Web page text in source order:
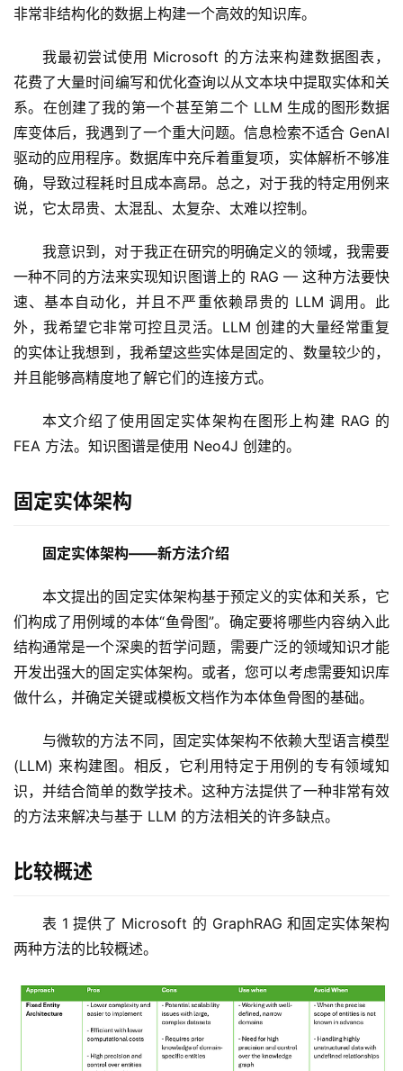
非常非结构化的数据上构建一个高效的知识库。
我最初尝试使用 Microsoft 的方法来构建数据图表，
花费了大量时间编写和优化查询以从文本块中提取实体和关
系。在创建了我的第一个甚至第二个 LLM 生成的图形数据
库变体后，我遇到了一个重大问题。信息检索不适合 GenAI
驱动的应用程序。数据库中充斥着重复项，实体解析不够准
确，导致过程耗时且成本高昂。总之，对于我的特定用例来
说，它太昂贵、太混乱、太复杂、太难以控制。
我意识到，对于我正在研究的明确定义的领域，我需要
一种不同的方法来实现知识图谱上的 RAG — 这种方法要快
速、基本自动化，并且不严重依赖昂贵的 LLM 调用。此
外，我希望它非常可控且灵活。LLM 创建的大量经常重复
的实体让我想到，我希望这些实体是固定的、数量较少的，
并且能够高精度地了解它们的连接方式。
本文介绍了使用固定实体架构在图形上构建 RAG 的
FEA 方法。知识图谱是使用 Neo4J 创建的。
固定实体架构
固定实体架构——新方法介绍
本文提出的固定实体架构基于预定义的实体和关系，它
们构成了用例域的本体“鱼骨图”。确定要将哪些内容纳入此
结构通常是一个深奥的哲学问题，需要广泛的领域知识才能
开发出强大的固定实体架构。或者，您可以考虑需要知识库
做什么，并确定关键或模板文档作为本体鱼骨图的基础。
与微软的方法不同，固定实体架构不依赖大型语言模型
(LLM) 来构建图。相反，它利用特定于用例的专有领域知
识，并结合简单的数学技术。这种方法提供了一种非常有效
的方法来解决与基于 LLM 的方法相关的许多缺点。
比较概述
表 1 提供了 Microsoft 的 GraphRAG 和固定实体架构
两种方法的比较概述。